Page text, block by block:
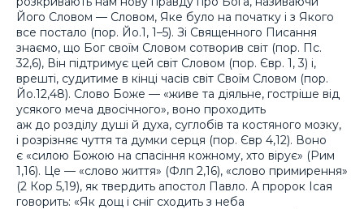
Його Словом — Словом, Яке було на початку і з Якого
все постало (пор. Йо.1, 1–5). Зі Священного Писання
знаємо, що Бог своїм Словом сотворив світ (пор. Пс.
32,6), Він підтримує цей світ Словом (пор. Євр. 1, 3) і,
врешті, судитиме в кінці часів світ Своїм Словом (пор.
Йо.12,48). Слово Боже — «живе та діяльне, гостріше від
усякого меча двосічного», воно проходить
аж до розділу душі й духа, суглобів та костяного мозку,
і розрізняє чуття та думки серця (пор. Євр 4,12). Воно
є «силою Божою на спасіння кожному, хто вірує» (Рим
1,16). Це — «слово життя» (Флп 2,16), «слово примирення»
(2 Кор 5,19), як твердить апостол Павло. А пророк Ісая
говорить: «Як дощ і сніг сходить з неба